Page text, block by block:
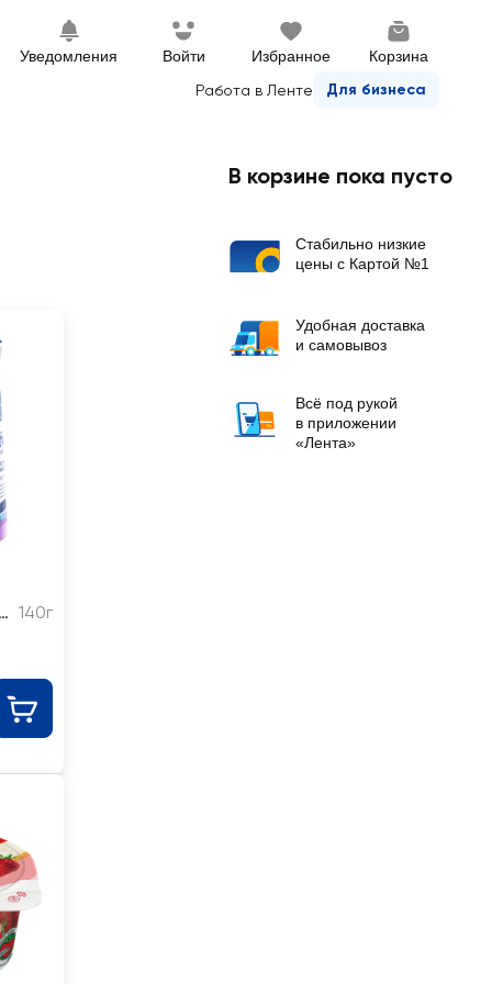
Уведомления Войти Избранное
Корзина
Работа в Ленте
Для бизнеса
140г
В корзине пока пусто
Стабильно низкие
цены с Картой №1
Удобная доставка
и самовывоз
Всё под рукой
в приложении
«Лента»